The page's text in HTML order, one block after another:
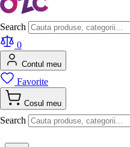
Search
0
Contul meu
Favorite
Cosul meu
Search